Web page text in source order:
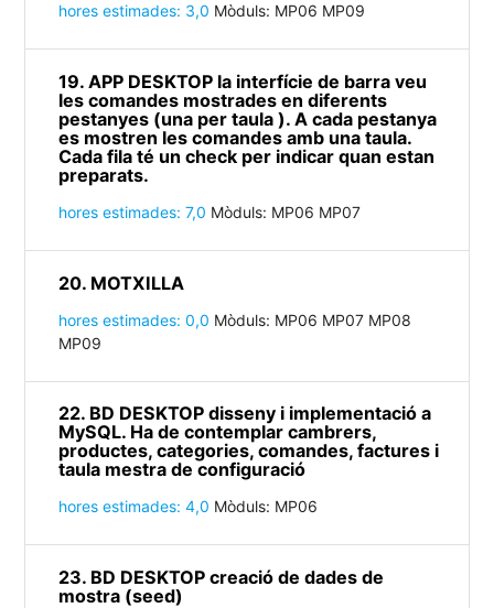
hores estimades: 3,0 Mòduls: MP06 MP09
19. APP DESKTOP la interfície de barra veu
les comandes mostrades en diferents
pestanyes (una per taula ). A cada pestanya
es mostren les comandes amb una taula.
Cada fila té un check per indicar quan estan
preparats.
hores estimades: 7,0 Mòduls: MP06 MP07
20. MOTXILLA
hores estimades: 0,0 Mòduls: MP06 MP07 MP08
MP09
22. BD DESKTOP disseny i implementació a
MySQL. Ha de contemplar cambrers,
productes, categories, comandes, factures i
taula mestra de configuració
hores estimades: 4,0 Mòduls: MP06
23. BD DESKTOP creació de dades de
mostra (seed)